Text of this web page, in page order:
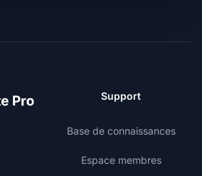
Support
Base de connaissances
Espace membres